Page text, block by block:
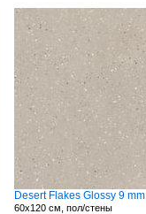
Desert Flakes Glossy 9 mm
60x120 см, пол/стены